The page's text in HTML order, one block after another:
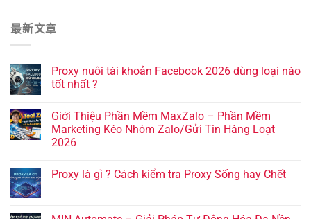
最新文章
Proxy nuôi tài khoản Facebook 2026 dùng loại nào
tốt nhất ?
Giới Thiệu Phần Mềm MaxZalo – Phần Mềm
Marketing Kéo Nhóm Zalo/Gửi Tin Hàng Loạt
2026
Proxy là gì ? Cách kiểm tra Proxy Sống hay Chết